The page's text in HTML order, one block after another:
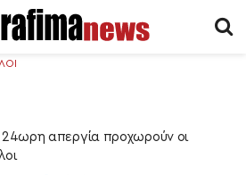
24ωρη απεργία προχωρούν οι